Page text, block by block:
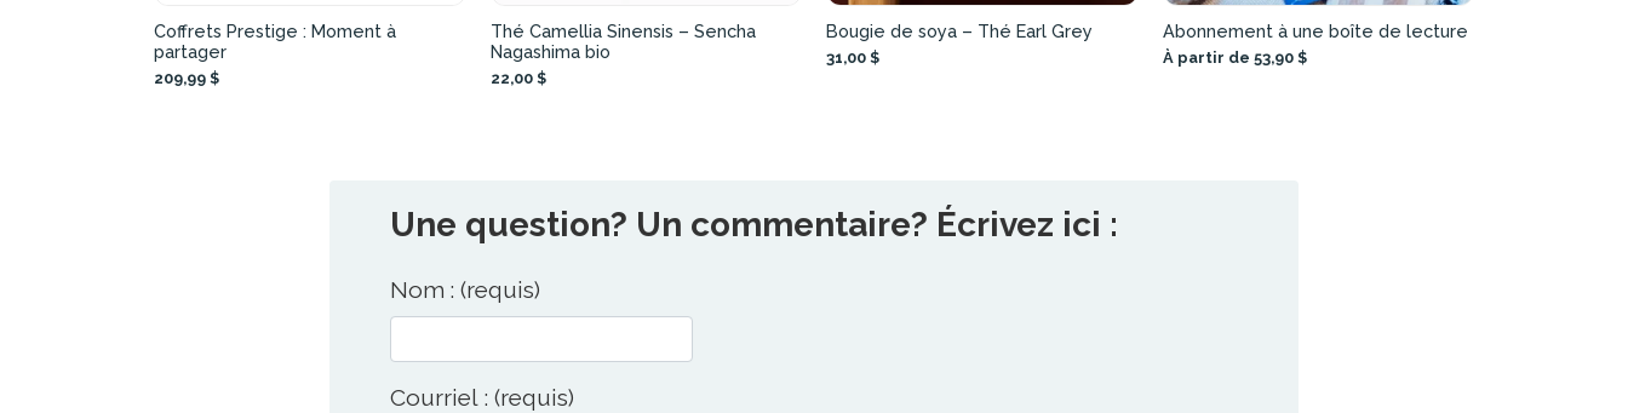
Coffrets Prestige : Moment à
partager
209,99 $
Thé Camellia Sinensis – Sencha
Nagashima bio
22,00 $
Bougie de soya – Thé Earl Grey
31,00 $
Abonnement à une boîte de lecture
À partir de 53,90 $
Une question? Un commentaire? Écrivez ici :
Nom : (requis)
Courriel : (requis)